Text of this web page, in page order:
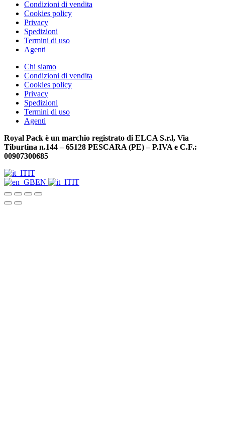
Condizioni di vendita
Cookies policy
Privacy
Spedizioni
Termini di uso
Agenti
Chi siamo
Condizioni di vendita
Cookies policy
Privacy
Spedizioni
Termini di uso
Agenti
Royal Pack è un marchio registrato di ELCA S.r.l, Via
Tiburtina n.144 – 65128 PESCARA (PE) – P.IVA e C.F.:
00907300685
IT
EN
IT